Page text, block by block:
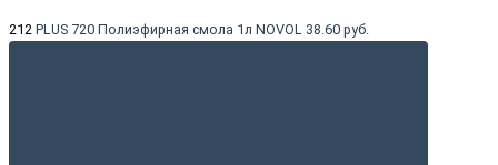
212 PLUS 720 Полиэфирная смола 1л NOVOL 38.60 руб.